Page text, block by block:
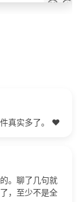
真实多了。 ❤️
。聊了几句就
，至少不是全